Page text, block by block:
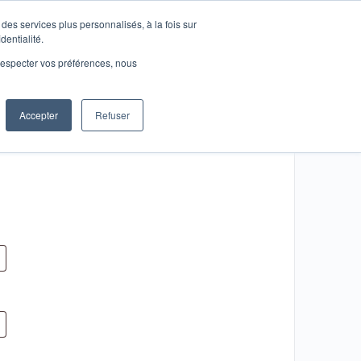
services plus personnalisés, à la fois sur
vos préférences, nous
Accepter Refuser